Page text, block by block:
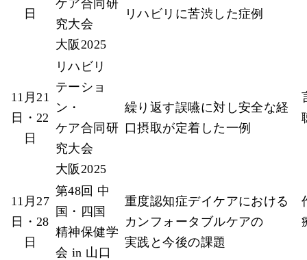
日
ケア合同研
究大会
大阪2025
リハビリに苦渋した症例
11月21
日・22
日
リハビリ
テーショ
ン・
ケア合同研
究大会
大阪2025
繰り返す誤嚥に対し安全な経
口摂取が定着した一例
11月27
日・28
日
第48回 中
国・四国
精神保健学
会 in 山口
重度認知症デイケアにおける
カンフォータブルケアの
実践と今後の課題